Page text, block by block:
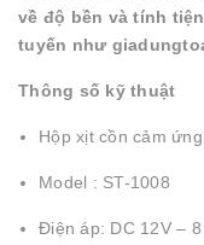
về độ bền và tính
tuyến như
Thông số kỹ thuật
Hộp xịt cồn cảm
Model : ST-1008
Điện áp: DC 12V –